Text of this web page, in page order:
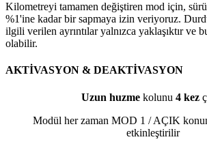
Kilometreyi tamamen değiştiren mod için,
%1'ine kadar bir sapmaya izin veriyoruz.
ilgili verilen ayrıntılar yalnızca yaklaşıktır ve
olabilir.
AKTİVASYON & DEAKTİVASYON
Uzun huzmekolunu 4 kez
Modül her zaman MOD 1 / AÇIK
etkinleştirilir